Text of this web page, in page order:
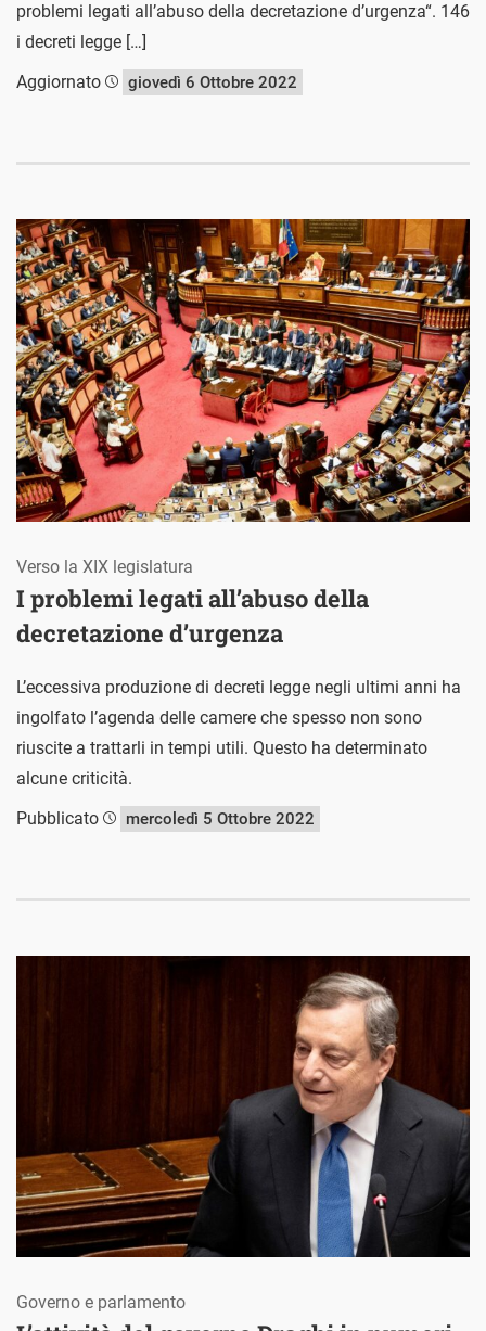
problemi legati all’abuso della decretazione d’urgenza“. 146
i decreti legge […]
Aggiornato
giovedì 6 Ottobre 2022
I problemi legati all’abuso della
decretazione d’urgenza
Verso la XIX legislatura
L’eccessiva produzione di decreti legge negli ultimi anni ha
ingolfato l’agenda delle camere che spesso non sono
riuscite a trattarli in tempi utili. Questo ha determinato
alcune criticità.
Pubblicato
mercoledì 5 Ottobre 2022
Governo e parlamento